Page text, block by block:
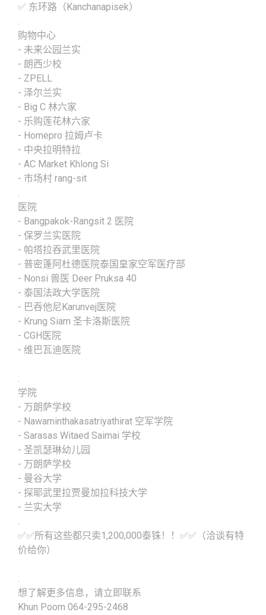
✅ 东环路（Kanchanapisek）
.
购物中心
- 未来公园兰实
- 朗西少校
- ZPELL
- 泽尔兰实
- Big C 林六家
- 乐购莲花林六家
- Homepro 拉姆卢卡
- 中央拉明特拉
- AC Market Khlong Si
- 市场村 rang-sit
.
医院
- Bangpakok-Rangsit 2 医院
- 保罗兰实医院
- 帕塔拉吞武里医院
- 普密蓬阿杜德医院泰国皇家空军医疗部
- Nonsi 兽医 Deer Pruksa 40
- 泰国法政大学医院
- 巴吞他尼Karunvej医院
- Krung Siam 圣卡洛斯医院
- CGH医院
- 维巴瓦迪医院
.
学院
- 万朗萨学校
- Nawaminthakasatriyathirat 空军学院
- Sarasas Witaed Saimai 学校
- 圣凯瑟琳幼儿园
- 万朗萨学校
- 曼谷大学
- 探耶武里拉贾曼加拉科技大学
- 兰实大学
.
✅✅所有这些都只卖1,200,000泰铢！！✅✅（洽谈有特
价给你）
.
想了解更多信息，请立即联系
Khun Poom 064-295-2468